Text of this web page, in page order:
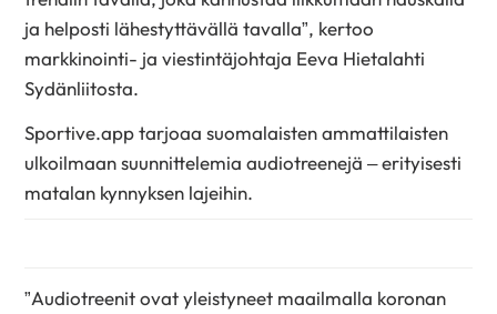
ja helposti lähestyttävällä tavalla”, kertoo
markkinointi- ja viestintäjohtaja Eeva Hietalahti
Sydänliitosta.
Sportive.app tarjoaa suomalaisten ammattilaisten
ulkoilmaan suunnittelemia audiotreenejä – erityisesti
matalan kynnyksen lajeihin.
”Audiotreenit ovat yleistyneet maailmalla koronan